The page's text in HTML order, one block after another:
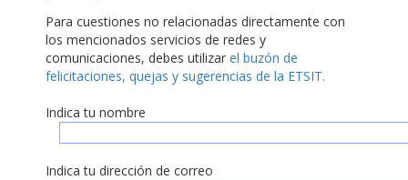
Para cuestiones no relacionadas directamente con
los mencionados servicios de redes y
comunicaciones, debes utilizar el buzón de
felicitaciones, quejas y sugerencias de la ETSIT.
Indica tu nombre
Indica tu dirección de correo